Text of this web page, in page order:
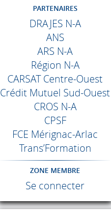
PARTENAIRES
DRAJES N-A
ANS
ARS N-A
Région N-A
CARSATCentre-Ouest
Crédit Mutuel Sud-Ouest
CROS N-A
CPSF
FCE Mérignac-Arlac
Trans’Formation
ZONE MEMBRE
Se connecter